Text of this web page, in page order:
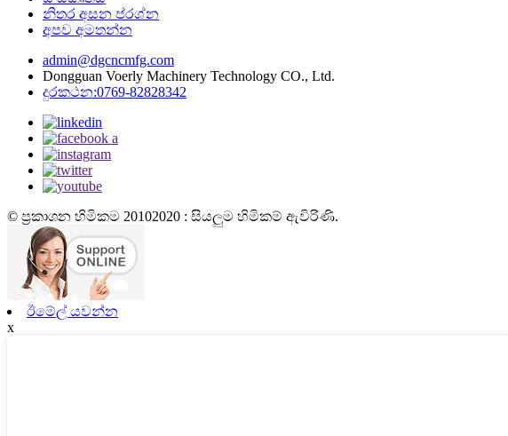
නිතර අසන ප්රශ්න
අපව අමතන්න
admin@dgcncmfg.com
Dongguan Voerly Machinery Technology CO., Ltd.
දුරකථන:0769-82828342
© ප්‍රකාශන හිමිකම 20102020 : සියලුම හිමිකම් ඇවිරිණි.
ඊමේල් යවන්න
x